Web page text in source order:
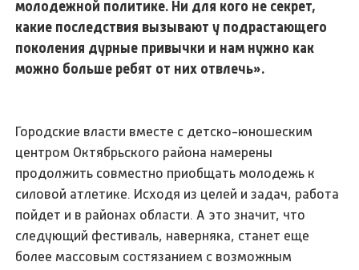
молодежной политике. Ни для кого не секрет,
какие последствия вызывают у подрастающего
поколения дурные привычки и нам нужно как
можно больше ребят от них отвлечь».
Городские власти вместе с детско-юношеским
центром Октябрьского района намерены
продолжить совместно приобщать молодежь к
силовой атлетике. Исходя из целей и задач, работа
пойдет и в районах области. А это значит, что
следующий фестиваль, наверняка, станет еще
более массовым состязанием с возможным